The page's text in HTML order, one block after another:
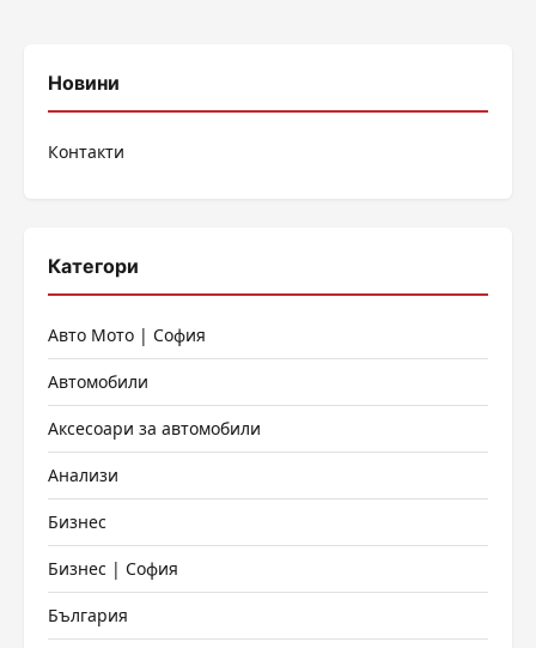
Новини
Контакти
Категори
Авто Мото | София
Автомобили
Аксесоари за автомобили
Анализи
Бизнес
Бизнес | София
България